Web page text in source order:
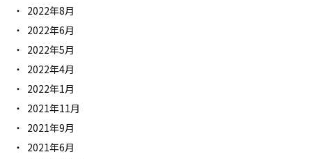
2022年8月
2022年6月
2022年5月
2022年4月
2022年1月
2021年11月
2021年9月
2021年6月